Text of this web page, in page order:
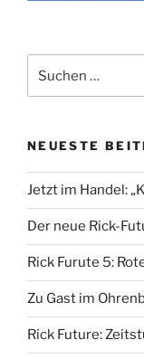
nach:
NEUESTE
Jetzt im Handel:
Der neue Rick-
Rick Furute 5:
Zu Gast im
Rick Future: